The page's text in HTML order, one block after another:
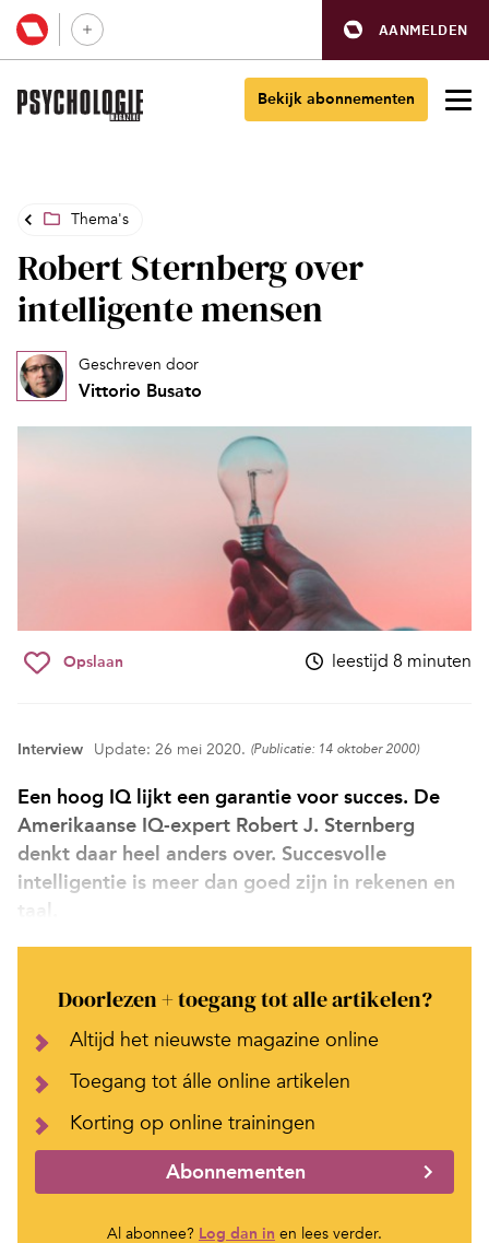
AANMELDEN
Bekijk abonnementen
Thema's
Robert Sternberg over
intelligente mensen
Geschreven door
Vittorio Busato
Opslaan leestijd 8 minuten
Interview Update: 26 mei 2020. (Publicatie: 14 oktober 2000)
Een hoog IQ lijkt een garantie voor succes. De
Amerikaanse IQ-expert Robert J. Sternberg
denkt daar heel anders over. Succesvolle
intelligentie is meer dan goed zijn in rekenen en
taal.
Doorlezen + toegang tot alle artikelen?
Altijd het nieuwste magazine online
Toegang tot álle online artikelen
Korting op online trainingen
Abonnementen
Al abonnee? Log dan in en lees verder.